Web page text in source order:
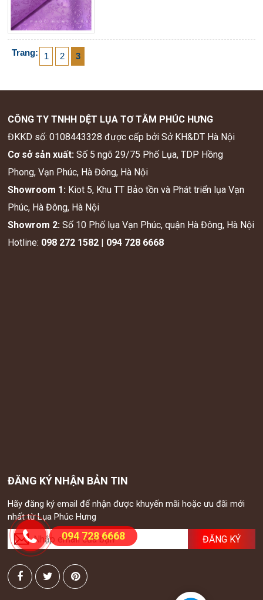
Trang: 1 2 3
CÔNG TY TNHH DỆT LỤA TƠ TẰM PHÚC HƯNG
ĐKKD số: 0108443328 được cấp bởi Sở KH&DT Hà Nội
Cơ sở sản xuất: Số 5 ngõ 29/75 Phố Lụa, TDP Hồng
Phong, Vạn Phúc, Hà Đông, Hà Nội
Showroom 1: Kiot 5, Khu TT Bảo tồn và Phát triển lụa Vạn
Phúc, Hà Đông, Hà Nội
Showrom 2:Số 10 Phố lụa Vạn Phúc, quận Hà Đông, Hà Nội
Hotline: 098 272 1582 094 728 6668
ĐĂNG KÝ NHẬN BẢN TIN
Hãy đăng ký email để nhận được khuyến mãi hoặc ưu đãi mới
nhất từ Lụa Phúc Hưng
094 728 6668